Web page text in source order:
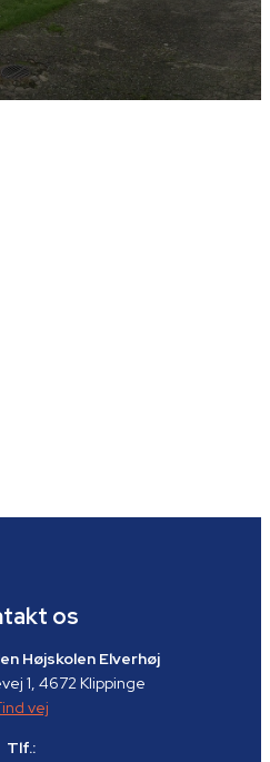
os
Højskolen Elverhøj
1, 4672 Klippinge
vej
Tlf.: